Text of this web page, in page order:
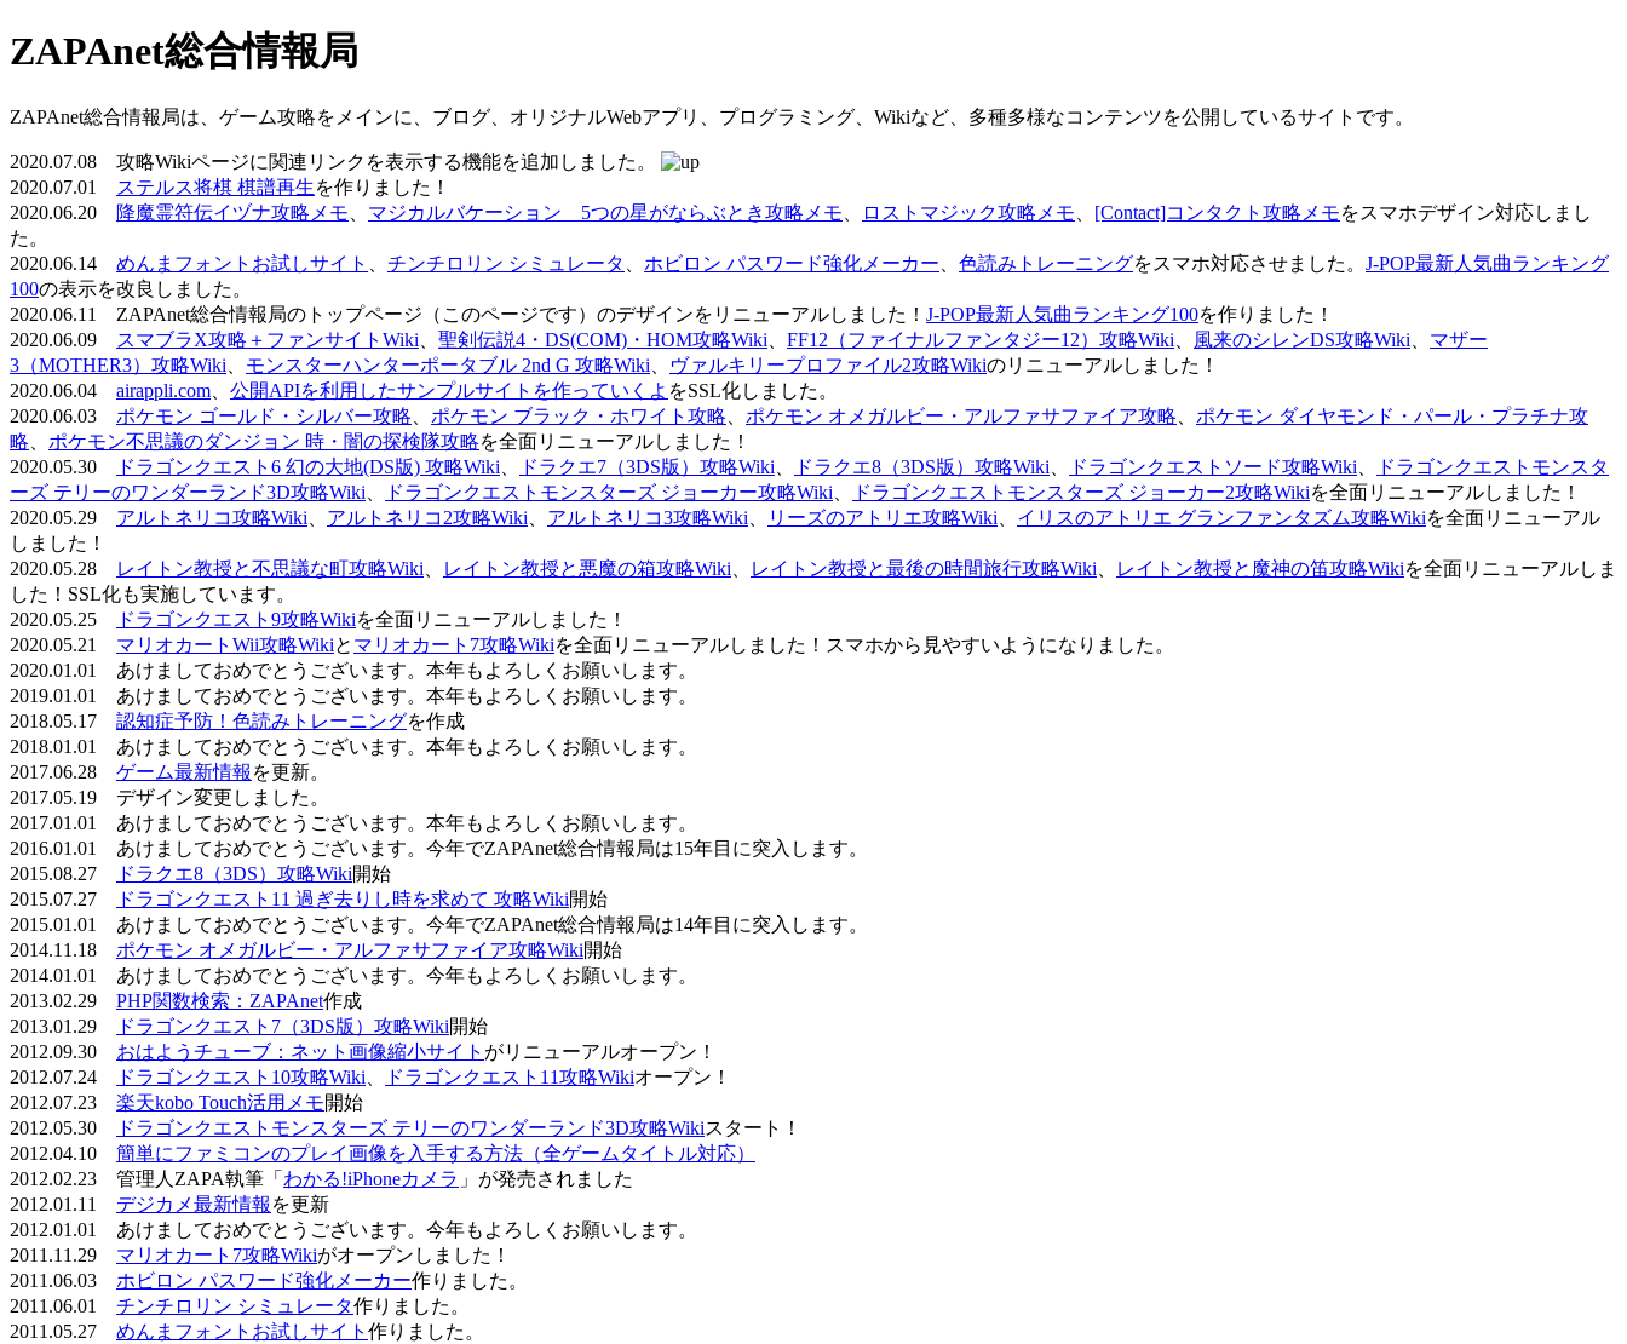
ZAPAnet総合情報局
ZAPAnet総合情報局は、ゲーム攻略をメインに、ブログ、オリジナルWebアプリ、プログラミング、Wikiなど、多種多様なコンテンツを公開しているサイトです。
2020.07.08 攻略Wikiページに関連リンクを表示する機能を追加しました。
2020.07.01
ステルス将棋 棋譜再生を作りました！
2020.06.20
降魔霊符伝イヅナ攻略メモ マジカルバケーション 5つの星がならぶとき攻略メモ ロストマジック攻略メモ [Contact]コンタクト攻略メモをスマホデザイン対応しまし
た。
2020.06.14 めんまフォントお試しサイト チンチロリン シミュレータ ホビロン パスワード強化メーカー 色読みトレーニングをスマホ対応させました。 J-POP最新人気曲ランキング
100の表示を改良しました。
2020.06.11 ZAPAnet総合情報局のトップページ（このページです）のデザインをリニューアルしました！ J-POP最新人気曲ランキング100を作りました！
2020.06.09
スマブラX攻略＋ファンサイトWiki 聖剣伝説4・DS(COM)・HOM攻略Wiki FF12（ファイナルファンタジー12）攻略Wiki 風来のシレンDS攻略Wiki
マザー
3（MOTHER3）攻略Wiki
モンスターハンターポータブル 2nd G 攻略Wiki ヴァルキリープロファイル2攻略Wikiのリニューアルしました！
2020.06.04 airappli.com 公開APIを利用したサンプルサイトを作っていくよ をSSL化しました。
2020.06.03 ポケモン ゴールド・シルバー攻略 ポケモン ブラック・ホワイト攻略 ポケモン オメガルビー・アルファサファイア攻略
ポケモン ダイヤモンド・パール・プラチナ攻
略
ポケモン不思議のダンジョン 時・闇の探検隊攻略を全面リニューアルしました！
2020.05.30
ドラゴンクエスト6 幻の大地(DS版) 攻略Wiki ドラクエ7（3DS版）攻略Wiki ドラクエ8（3DS版）攻略Wiki ドラゴンクエストソード攻略Wiki
ドラゴンクエストモンスタ
ーズ テリーのワンダーランド3D攻略Wiki
ドラゴンクエストモンスターズ ジョーカー攻略Wiki ドラゴンクエストモンスターズ ジョーカー2攻略Wikiを全面リニューアルしました！
2020.05.29 アルトネリコ攻略Wiki アルトネリコ2攻略Wiki アルトネリコ3攻略Wiki リーズのアトリエ攻略Wiki イリスのアトリエ グランファンタズム攻略Wikiを全面リニューアル
しました！
2020.05.28
レイトン教授と不思議な町攻略Wiki レイトン教授と悪魔の箱攻略Wiki レイトン教授と最後の時間旅行攻略Wiki レイトン教授と魔神の笛攻略Wikiを全面リニューアルしま
した！SSL化も実施しています。
2020.05.25
ドラゴンクエスト9攻略Wikiを全面リニューアルしました！
2020.05.21 マリオカートWii攻略Wikiと マリオカート7攻略Wikiを全面リニューアルしました！スマホから見やすいようになりました。
2020.01.01 あけましておめでとうございます。本年もよろしくお願いします。
2019.01.01 あけましておめでとうございます。本年もよろしくお願いします。
2018.05.17 認知症予防！色読みトレーニングを作成
2018.01.01 あけましておめでとうございます。本年もよろしくお願いします。
2017.06.28 ゲーム最新情報 を更新。
2017.05.19 デザイン変更しました。
2017.01.01 あけましておめでとうございます。本年もよろしくお願いします。
2016.01.01 あけましておめでとうございます。今年でZAPAnet総合情報局は15年目に突入します。
2015.08.27
ドラクエ8（3DS）攻略Wiki開始
2015.07.27
ドラゴンクエスト11 過ぎ去りし時を求めて 攻略Wiki開始
2015.01.01 あけましておめでとうございます。今年でZAPAnet総合情報局は14年目に突入します。
2014.11.18 ポケモン オメガルビー・アルファサファイア攻略Wiki開始
2014.01.01 あけましておめでとうございます。今年もよろしくお願いします。
2013.02.29 PHP関数検索：ZAPAnet作成
2013.01.29
ドラゴンクエスト7（3DS版）攻略Wiki開始
2012.09.30 おはようチューブ：ネット画像縮小サイト がリニューアルオープン！
2012.07.24
ドラゴンクエスト10攻略Wiki ドラゴンクエスト11攻略Wikiオープン！
2012.07.23 楽天kobo Touch活用メモ開始
2012.05.30
ドラゴンクエストモンスターズ テリーのワンダーランド3D攻略Wikiスタート！
2012.04.10 簡単にファミコンのプレイ画像を入手する方法（全ゲームタイトル対応）
2012.02.23 管理人ZAPA執筆「 わかる!iPhoneカメラ 」が発売されました
2012.01.11 デジカメ最新情報 を更新
2012.01.01 あけましておめでとうございます。今年もよろしくお願いします。
2011.11.29 マリオカート7攻略Wikiがオープンしました！
2011.06.03 ホビロン パスワード強化メーカー作りました。
2011.06.01 チンチロリン シミュレータ作りました。
2011.05.27 めんまフォントお試しサイト 作りました。